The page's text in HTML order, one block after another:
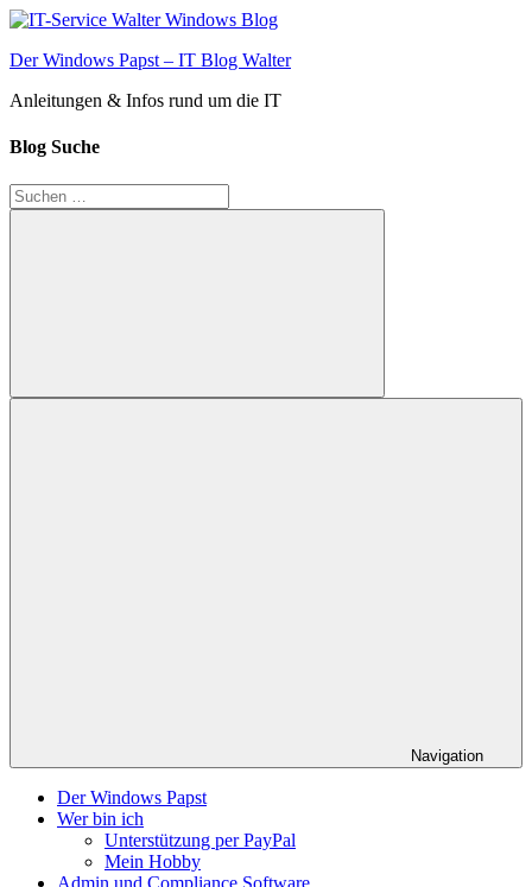
Zum
springen
Der Windows Papst – IT Blog Walter
Anleitungen & Infos rund um die IT
Blog Suche
Suchen
nach:
Suchen
Navigation
Der Windows Papst
Wer bin ich
Unterstützung per PayPal
Mein Hobby
Admin und Compliance Software